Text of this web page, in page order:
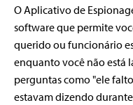
O Aplicativo de
software que permite
querido ou funcionário
enquanto você não está
perguntas como "ele
estavam dizendo